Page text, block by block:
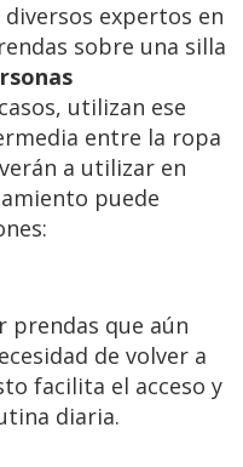
expertos en
sobre una silla
utilizan ese
entre la ropa
a utilizar en
puede
prendas que aún
de volver a
facilita el acceso y
diaria.